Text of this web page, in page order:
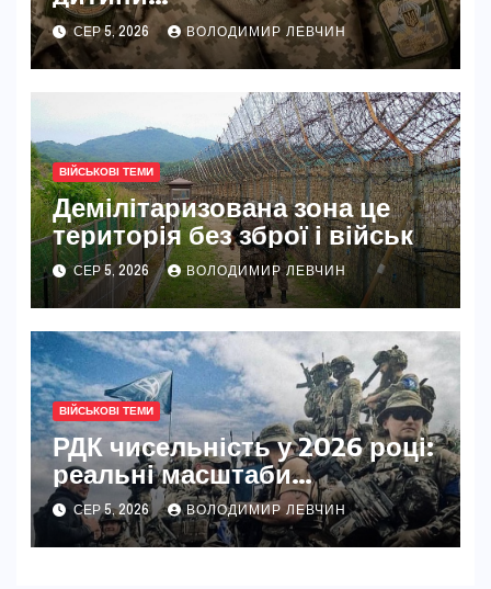
військовослужбовцям
СЕР 5, 2026 ВОЛОДИМИР ЛЕВЧИН
ВІЙСЬКОВІ ТЕМИ
Демілітаризована зона це
територія без зброї і військ
СЕР 5, 2026 ВОЛОДИМИР ЛЕВЧИН
ВІЙСЬКОВІ ТЕМИ
РДК чисельність у 2026 році:
реальні масштаби
російських добровольців
СЕР 5, 2026 ВОЛОДИМИР ЛЕВЧИН